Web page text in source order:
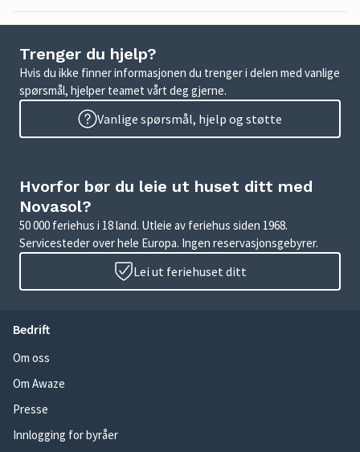
Trenger du hjelp?
Hvis du ikke finner informasjonen du trenger i delen med vanlige
spørsmål, hjelper teamet vårt deg gjerne.
Vanlige spørsmål, hjelp og støtte
Hvorfor bør du leie ut huset ditt med
Novasol?
50 000 feriehus i 18 land. Utleie av feriehus siden 1968.
Servicesteder over hele Europa. Ingen reservasjonsgebyrer.
Lei ut feriehuset ditt
Bedrift
Om oss
Om Awaze
Presse
Innlogging for byråer